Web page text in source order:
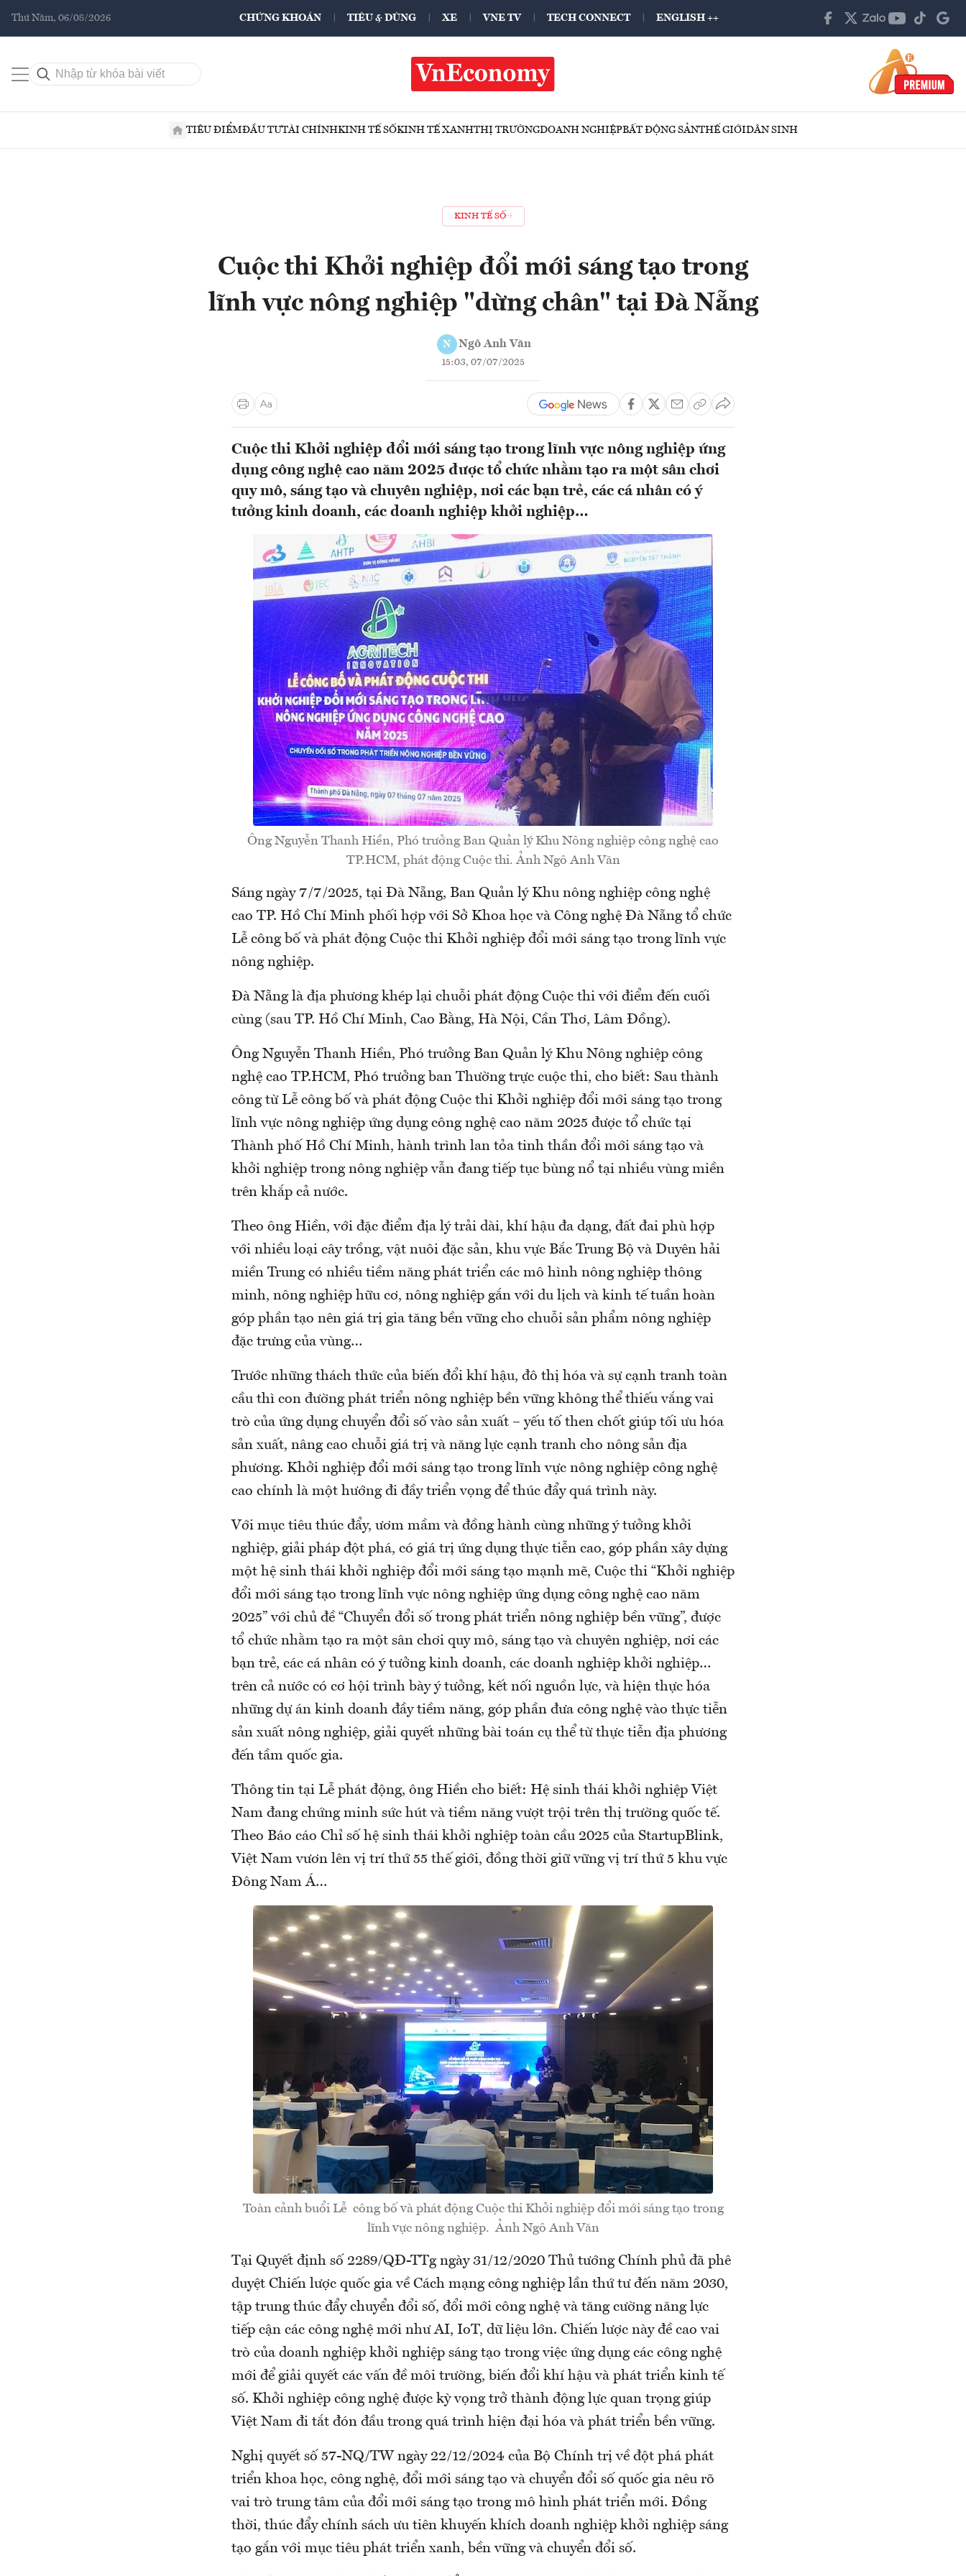
Thứ Năm, 06/08/2026 CHỨNG KHOÁN TIÊU & DÙNG XE VNE TV TECH CONNECT ENGLISH ++
TIÊU ĐIỂMĐẦU TƯTÀI CHÍNHKINH TẾ SỐKINH TẾ XANHTHỊ TRƯỜNGDOANH NGHIỆPBẤT ĐỘNG SẢNTHẾ GIỚIDÂN SINH
KINH TẾ SỐ
Cuộc thi Khởi nghiệp đổi mới sáng tạo trong
lĩnh vực nông nghiệp "dừng chân" tại Đà Nẵng
N Ngô Anh Văn
15:03, 07/07/2025
Cuộc thi Khởi nghiệp đổi mới sáng tạo trong lĩnh vực nông nghiệp ứng
dụng công nghệ cao năm 2025 được tổ chức nhằm tạo ra một sân chơi
quy mô, sáng tạo và chuyên nghiệp, nơi các bạn trẻ, các cá nhân có ý
tưởng kinh doanh, các doanh nghiệp khởi nghiệp…
Ông Nguyễn Thanh Hiền, Phó trưởng Ban Quản lý Khu Nông nghiệp công nghệ cao
TP.HCM, phát động Cuộc thi. Ảnh Ngô Anh Văn
Sáng ngày 7/7/2025, tại Đà Nẵng, Ban Quản lý Khu nông nghiệp công nghệ
cao TP. Hồ Chí Minh phối hợp với Sở Khoa học và Công nghệ Đà Nẵng tổ chức
Lễ công bố và phát động Cuộc thi Khởi nghiệp đổi mới sáng tạo trong lĩnh vực
nông nghiệp.
Đà Nẵng là địa phương khép lại chuỗi phát động Cuộc thi với điểm đến cuối
cùng (sau TP. Hồ Chí Minh, Cao Bằng, Hà Nội, Cần Thơ, Lâm Đồng).
Ông Nguyễn Thanh Hiền, Phó trưởng Ban Quản lý Khu Nông nghiệp công
nghệ cao TP.HCM, Phó trưởng ban Thường trực cuộc thi, cho biết: Sau thành
công từ Lễ công bố và phát động Cuộc thi Khởi nghiệp đổi mới sáng tạo trong
lĩnh vực nông nghiệp ứng dụng công nghệ cao năm 2025 được tổ chức tại
Thành phố Hồ Chí Minh, hành trình lan tỏa tinh thần đổi mới sáng tạo và
khởi nghiệp trong nông nghiệp vẫn đang tiếp tục bùng nổ tại nhiều vùng miền
trên khắp cả nước.
Theo ông Hiền, với đặc điểm địa lý trải dài, khí hậu đa dạng, đất đai phù hợp
với nhiều loại cây trồng, vật nuôi đặc sản, khu vực Bắc Trung Bộ và Duyên hải
miền Trung có nhiều tiềm năng phát triển các mô hình nông nghiệp thông
minh, nông nghiệp hữu cơ, nông nghiệp gắn với du lịch và kinh tế tuần hoàn
góp phần tạo nên giá trị gia tăng bền vững cho chuỗi sản phẩm nông nghiệp
đặc trưng của vùng…
Trước những thách thức của biến đổi khí hậu, đô thị hóa và sự cạnh tranh toàn
cầu thì con đường phát triển nông nghiệp bền vững không thể thiếu vắng vai
trò của ứng dụng chuyển đổi số vào sản xuất – yếu tố then chốt giúp tối ưu hóa
sản xuất, nâng cao chuỗi giá trị và năng lực cạnh tranh cho nông sản địa
phương. Khởi nghiệp đổi mới sáng tạo trong lĩnh vực nông nghiệp công nghệ
cao chính là một hướng đi đầy triển vọng để thúc đẩy quá trình này.
Với mục tiêu thúc đẩy, ươm mầm và đồng hành cùng những ý tưởng khởi
nghiệp, giải pháp đột phá, có giá trị ứng dụng thực tiễn cao, góp phần xây dựng
một hệ sinh thái khởi nghiệp đổi mới sáng tạo mạnh mẽ, Cuộc thi “Khởi nghiệp
đổi mới sáng tạo trong lĩnh vực nông nghiệp ứng dụng công nghệ cao năm
2025” với chủ đề “Chuyển đổi số trong phát triển nông nghiệp bền vững”, được
tổ chức nhằm tạo ra một sân chơi quy mô, sáng tạo và chuyên nghiệp, nơi các
bạn trẻ, các cá nhân có ý tưởng kinh doanh, các doanh nghiệp khởi nghiệp…
trên cả nước có cơ hội trình bày ý tưởng, kết nối nguồn lực, và hiện thực hóa
những dự án kinh doanh đầy tiềm năng, góp phần đưa công nghệ vào thực tiễn
sản xuất nông nghiệp, giải quyết những bài toán cụ thể từ thực tiễn địa phương
đến tầm quốc gia.
Thông tin tại Lễ phát động, ông Hiền cho biết: Hệ sinh thái khởi nghiệp Việt
Nam đang chứng minh sức hút và tiềm năng vượt trội trên thị trường quốc tế.
Theo Báo cáo Chỉ số hệ sinh thái khởi nghiệp toàn cầu 2025 của StartupBlink,
Việt Nam vươn lên vị trí thứ 55 thế giới, đồng thời giữ vững vị trí thứ 5 khu vực
Đông Nam Á…
Toàn cảnh buổi Lễ công bố và phát động Cuộc thi Khởi nghiệp đổi mới sáng tạo trong
lĩnh vực nông nghiệp. Ảnh Ngô Anh Văn
Tại Quyết định số 2289/QĐ-TTg ngày 31/12/2020 Thủ tướng Chính phủ đã phê
duyệt Chiến lược quốc gia về Cách mạng công nghiệp lần thứ tư đến năm 2030,
tập trung thúc đẩy chuyển đổi số, đổi mới công nghệ và tăng cường năng lực
tiếp cận các công nghệ mới như AI, IoT, dữ liệu lớn. Chiến lược này đề cao vai
trò của doanh nghiệp khởi nghiệp sáng tạo trong việc ứng dụng các công nghệ
mới để giải quyết các vấn đề môi trường, biến đổi khí hậu và phát triển kinh tế
số. Khởi nghiệp công nghệ được kỳ vọng trở thành động lực quan trọng giúp
Việt Nam đi tắt đón đầu trong quá trình hiện đại hóa và phát triển bền vững.
Nghị quyết số 57-NQ/TW ngày 22/12/2024 của Bộ Chính trị về đột phá phát
triển khoa học, công nghệ, đổi mới sáng tạo và chuyển đổi số quốc gia nêu rõ
vai trò trung tâm của đổi mới sáng tạo trong mô hình phát triển mới. Đồng
thời, thúc đẩy chính sách ưu tiên khuyến khích doanh nghiệp khởi nghiệp sáng
tạo gắn với mục tiêu phát triển xanh, bền vững và chuyển đổi số.